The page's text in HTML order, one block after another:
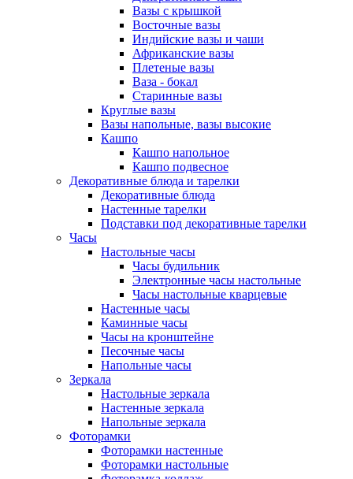
Вазы с крышкой
Восточные вазы
Индийские вазы и чаши
Африканские вазы
Плетеные вазы
Ваза - бокал
Старинные вазы
Круглые вазы
Вазы напольные, вазы высокие
Кашпо
Кашпо напольное
Кашпо подвесное
Декоративные блюда и тарелки
Декоративные блюда
Настенные тарелки
Подставки под декоративные тарелки
Часы
Настольные часы
Часы будильник
Электронные часы настольные
Часы настольные кварцевые
Настенные часы
Каминные часы
Часы на кронштейне
Песочные часы
Напольные часы
Зеркала
Настольные зеркала
Настенные зеркала
Напольные зеркала
Фоторамки
Фоторамки настенные
Фоторамки настольные